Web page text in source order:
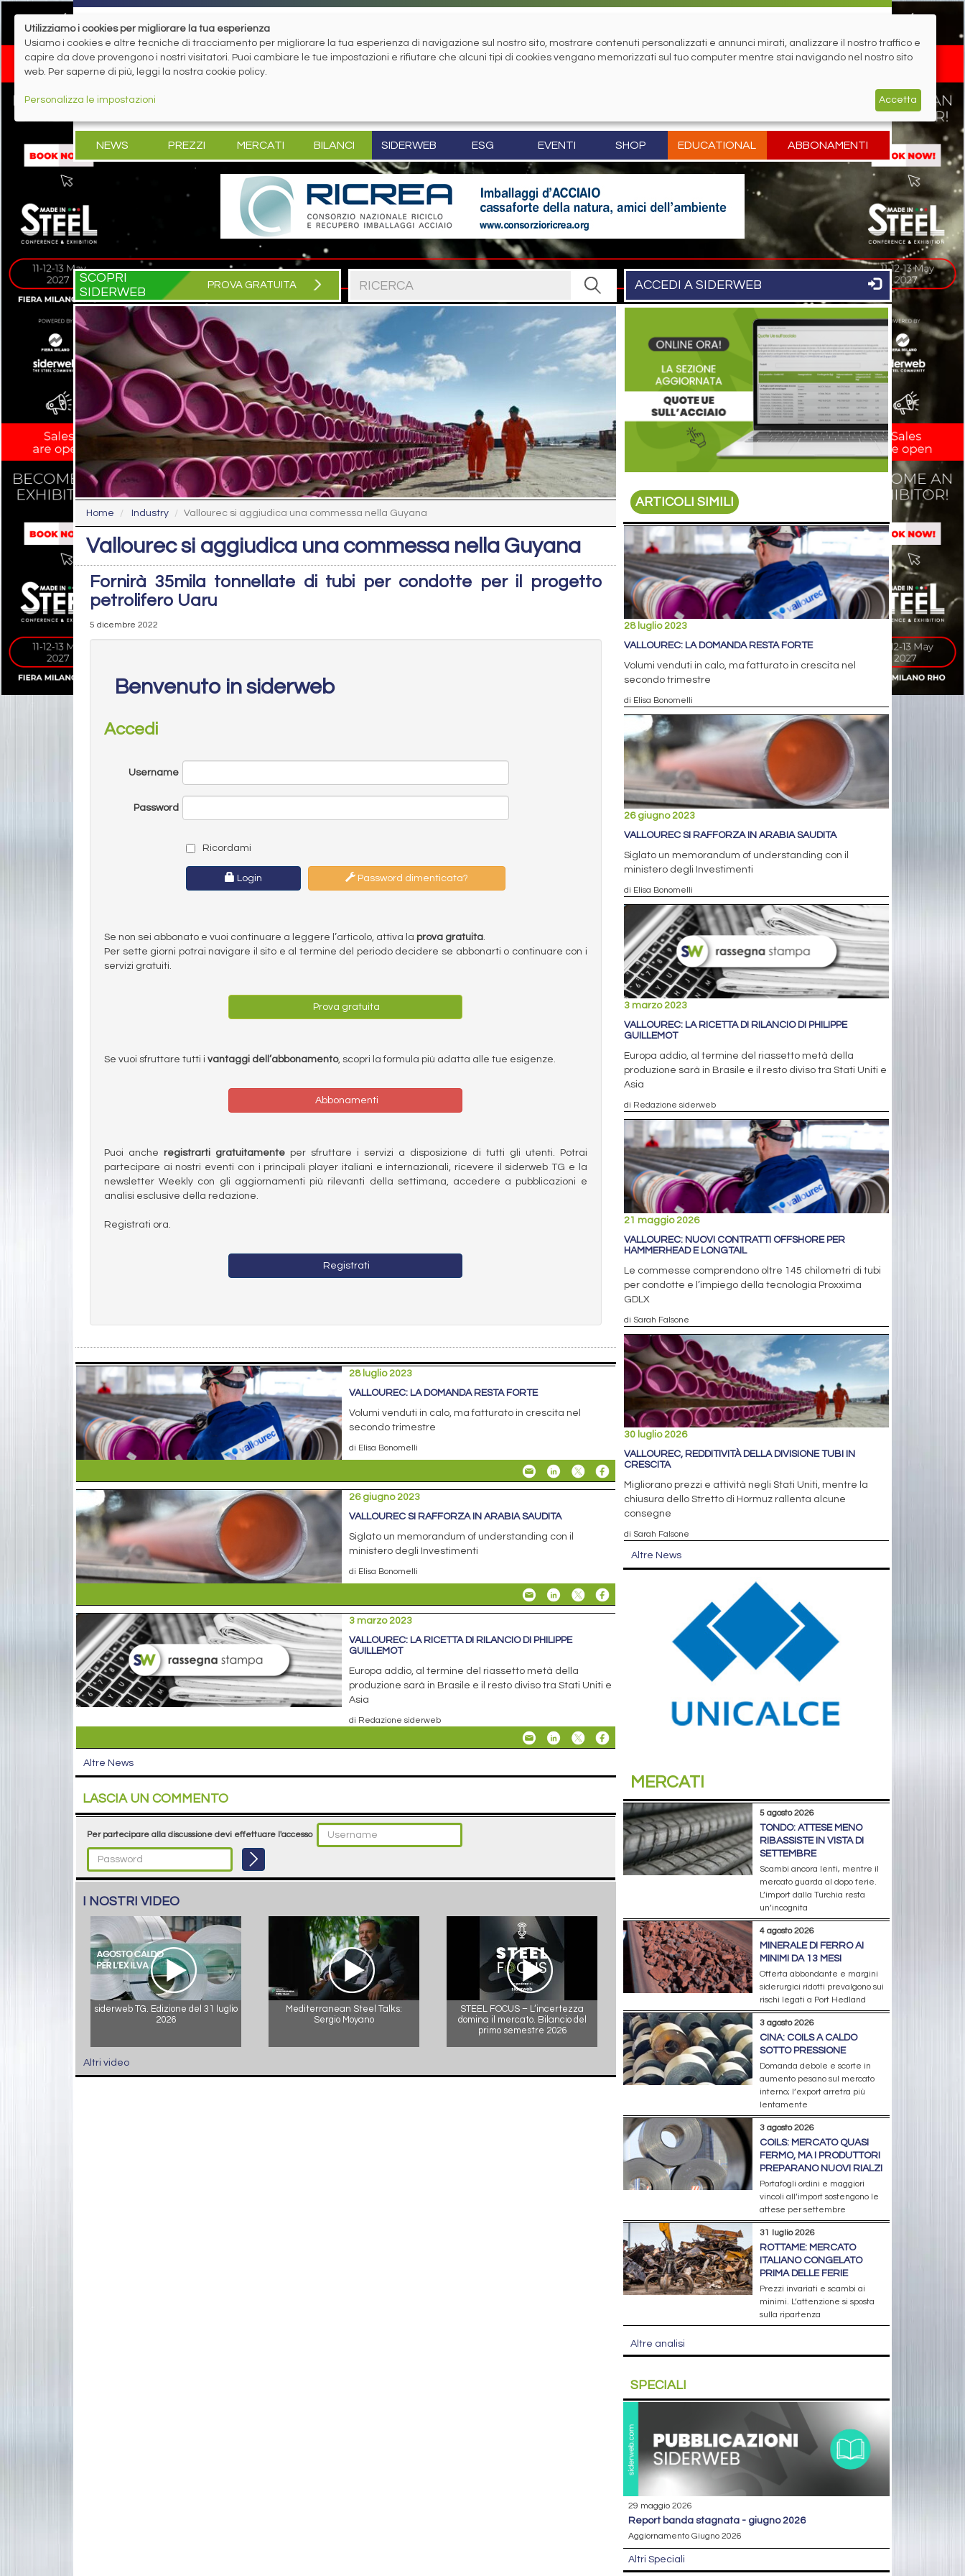
NEWS PREZZI MERCATI BILANCI SIDERWEB ESG EVENTI SHOP EDUCATIONAL ABBONAMENTI
SCOPRI
SIDERWEB
PROVA GRATUITA ACCEDI A SIDERWEB
Home Industry Vallourec si aggiudica una commessa nella Guyana
Vallourec si aggiudica una commessa nella Guyana
Fornirà 35mila tonnellate di tubi per condotte per il progetto
petrolifero Uaru
5 dicembre 2022
Benvenuto in siderweb
Accedi
Username
Password
Ricordami
Login Password dimenticata?
Se non sei abbonato e vuoi continuare a leggere l’articolo, attiva la prova gratuita.
Per sette giorni potrai navigare il sito e al termine del periodo decidere se abbonarti o continuare con i
servizi gratuiti.
Prova gratuita
Se vuoi sfruttare tutti i vantaggi dell’abbonamento, scopri la formula più adatta alle tue esigenze.
Abbonamenti
Puoi anche registrarti gratuitamenteper sfruttare i servizi a disposizione di tutti gli utenti. Potrai
partecipare ai nostri eventi con i principali player italiani e internazionali, ricevere il siderweb TG e la
newsletter Weekly con gli aggiornamenti più rilevanti della settimana, accedere a pubblicazioni e
analisi esclusive della redazione.
Registrati ora.
Registrati
28 luglio 2023
VALLOUREC: LA DOMANDA RESTA FORTE
Volumi venduti in calo, ma fatturato in crescita nel
secondo trimestre
di Elisa Bonomelli
26 giugno 2023
VALLOUREC SI RAFFORZA IN ARABIA SAUDITA
Siglato un memorandum of understanding con il
ministero degli Investimenti
di Elisa Bonomelli
3 marzo 2023
VALLOUREC: LA RICETTA DI RILANCIO DI PHILIPPE
GUILLEMOT
Europa addio, al termine del riassetto metà della
produzione sarà in Brasile e il resto diviso tra Stati Uniti e
Asia
di Redazione siderweb
Altre News
LASCIA UN COMMENTO
Per partecipare alla discussione devi effettuare l'accesso
I NOSTRI VIDEO
siderweb TG. Edizione del 31 luglio
2026
Mediterranean Steel Talks:
Sergio Moyano
STEEL FOCUS – L’incertezza
domina il mercato. Bilancio del
primo semestre 2026
Altri video
ARTICOLI SIMILI
28 luglio 2023
VALLOUREC: LA DOMANDA RESTA FORTE
Volumi venduti in calo, ma fatturato in crescita nel
secondo trimestre
di Elisa Bonomelli
26 giugno 2023
VALLOUREC SI RAFFORZA IN ARABIA SAUDITA
Siglato un memorandum of understanding con il
ministero degli Investimenti
di Elisa Bonomelli
3 marzo 2023
VALLOUREC: LA RICETTA DI RILANCIO DI PHILIPPE
GUILLEMOT
Europa addio, al termine del riassetto metà della
produzione sarà in Brasile e il resto diviso tra Stati Uniti e
Asia
di Redazione siderweb
21 maggio 2026
VALLOUREC: NUOVI CONTRATTI OFFSHORE PER
HAMMERHEAD E LONGTAIL
Le commesse comprendono oltre 145 chilometri di tubi
per condotte e l’impiego della tecnologia Proxxima
GDLX
di Sarah Falsone
30 luglio 2026
VALLOUREC, REDDITIVITÀ DELLA DIVISIONE TUBI IN
CRESCITA
Migliorano prezzi e attività negli Stati Uniti, mentre la
chiusura dello Stretto di Hormuz rallenta alcune
consegne
di Sarah Falsone
Altre News
MERCATI
5 agosto 2026
TONDO: ATTESE MENO
RIBASSISTE IN VISTA DI
SETTEMBRE
Scambi ancora lenti, mentre il
mercato guarda al dopo ferie.
L’import dalla Turchia resta
un’incognita
4 agosto 2026
MINERALE DI FERRO AI
MINIMI DA 13 MESI
Offerta abbondante e margini
siderurgici ridotti prevalgono sui
rischi legati a Port Hedland
3 agosto 2026
CINA: COILS A CALDO
SOTTO PRESSIONE
Domanda debole e scorte in
aumento pesano sul mercato
interno; l’export arretra più
lentamente
3 agosto 2026
COILS: MERCATO QUASI
FERMO, MA I PRODUTTORI
PREPARANO NUOVI RIALZI
Portafogli ordini e maggiori
vincoli all’import sostengono le
attese per settembre
31 luglio 2026
ROTTAME: MERCATO
ITALIANO CONGELATO
PRIMA DELLE FERIE
Prezzi invariati e scambi ai
minimi. L’attenzione si sposta
sulla ripartenza
Altre analisi
SPECIALI
29 maggio 2026
report banda stagnata - giugno 2026
Aggiornamento Giugno 2026
Altri Speciali
Utilizziamo i cookies per migliorare la tua esperienza
Usiamo i cookies e altre tecniche di tracciamento per migliorare la tua esperienza di navigazione sul nostro sito, mostrare contenuti personalizzati e annunci mirati, analizzare il nostro traffico e
capire da dove provengono i nostri visitatori. Puoi cambiare le tue impostazioni e rifiutare che alcuni tipi di cookies vengano memorizzati sul tuo computer mentre stai navigando nel nostro sito
web. Per saperne di più, leggi la nostra cookie policy.
Personalizza le impostazioni Accetta